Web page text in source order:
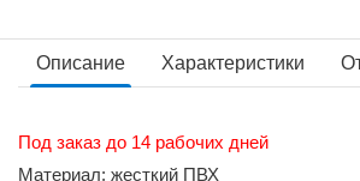
Описание Характеристики
Под заказ до 14 рабочих дней
Материал: жесткий ПВХ